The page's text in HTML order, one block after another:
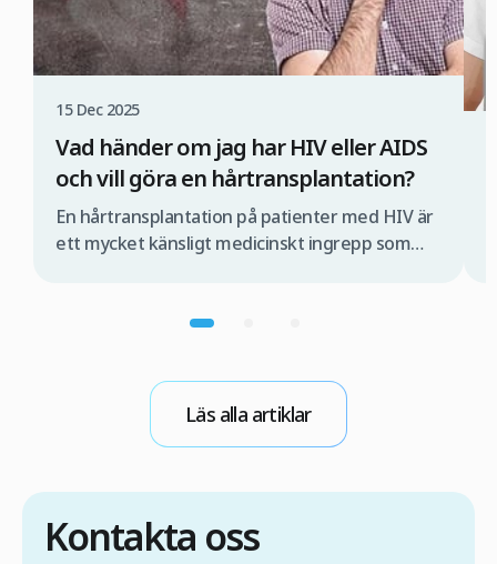
15 Dec 2025
Vad händer om jag har HIV eller AIDS
och vill göra en hårtransplantation?
En hårtransplantation på patienter med HIV är
ett mycket känsligt medicinskt ingrepp som
förhållanden. Om detta inte sker finns det risk
operationen. Om du därför överväger en
hårtransplantation med FUE-metoden i Turkiet
är det viktigt att du först […]
Läs alla artiklar
Kontakta oss